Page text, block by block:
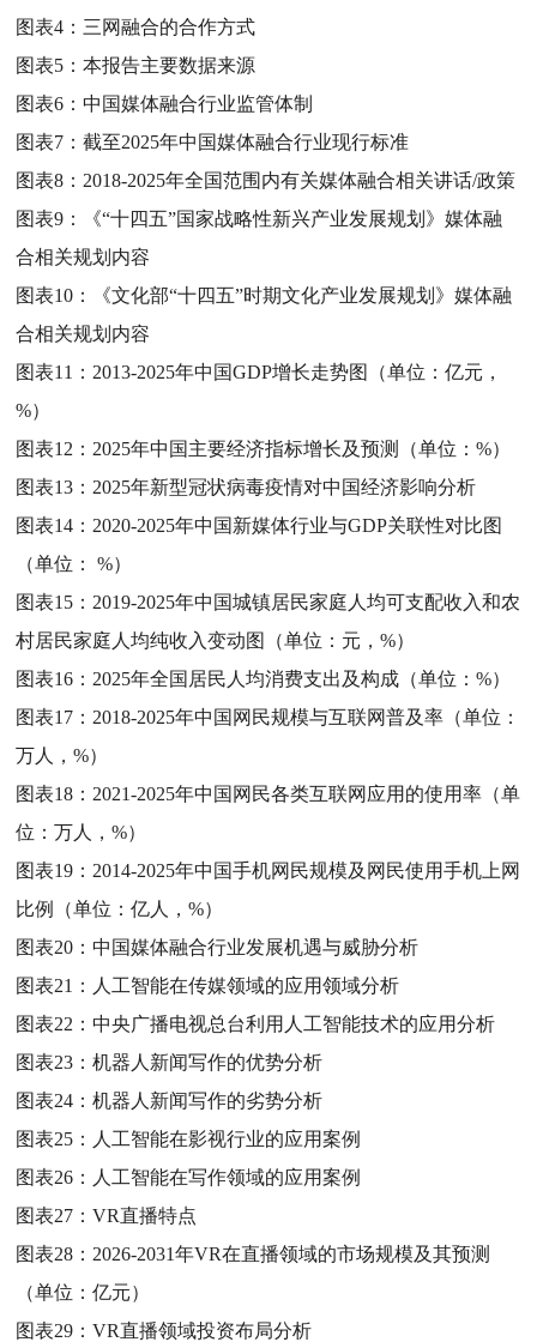
图表4： 三网融合的合作方式
图表5：本报告主要数据来源
图表6：中国媒体融合行业监管体制
图表7：截至2025年中国媒体融合行业现行标准
图表8： 2018-2025年全国范围内有关媒体融合相关讲话/政策
图表9：
《“十四五”国家战略性新兴产业发展规划》媒体融
合相关规划内容
图表10：
《文化部“十四五”时期文化产业发展规划》媒体融
合相关规划内容
图表11： 2013-2025年中国GDP增长走势图（单位：亿元，
%）
图表12： 2025年中国主要经济指标增长及预测（单位：%）
图表13： 2025年新型冠状病毒疫情对中国经济影响分析
图表14： 2020-2025年中国新媒体行业与GDP关联性对比图
（单位： %）
图表15： 2019-2025年中国城镇居民家庭人均可支配收入和农
村居民家庭人均纯收入变动图（单位：元，%）
图表16： 2025年全国居民人均消费支出及构成（单位：%）
图表17： 2018-2025年中国网民规模与互联网普及率（单位：
万人，%）
图表18： 2021-2025年中国网民各类互联网应用的使用率（单
位：万人，%）
图表19： 2014-2025年中国手机网民规模及网民使用手机上网
比例（单位：亿人，%）
图表20：中国媒体融合行业发展机遇与威胁分析
图表21： 人工智能在传媒领域的应用领域分析
图表22：中央广播电视总台利用人工智能技术的应用分析
图表23：机器人新闻写作的优势分析
图表24：机器人新闻写作的劣势分析
图表25： 人工智能在影视行业的应用案例
图表26： 人工智能在写作领域的应用案例
图表27：VR直播特点
图表28： 2026-2031年VR在直播领域的市场规模及其预测
（单位：亿元）
图表29：VR直播领域投资布局分析